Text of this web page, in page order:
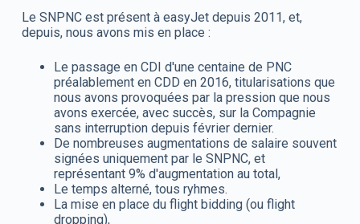
Le SNPNC est présent à easyJet depuis 2011, et,
depuis, nous avons mis en place :
Le passage en CDI d'une centaine de PNC
préalablement en CDD en 2016, titularisations que
nous avons provoquées par la pression que nous
avons exercée, avec succès, sur la Compagnie
sans interruption depuis février dernier.
De nombreuses augmentations de salaire souvent
signées uniquement par le SNPNC, et
représentant 9% d'augmentation au total,
Le temps alterné, tous ryhmes.
La mise en place du flight bidding (ou flight
dropping),